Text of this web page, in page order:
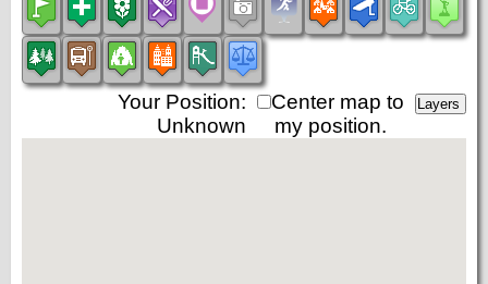
Center map to
my position.
Your Position:
Unknown